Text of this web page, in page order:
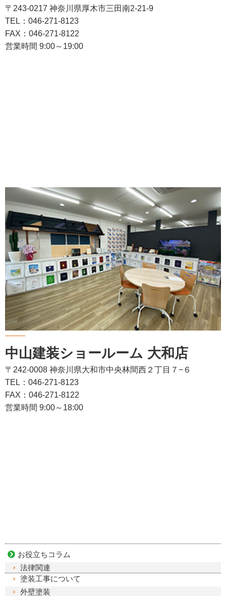
〒243-0217 神奈川県厚木市三田南2-21-9
TEL：046-271-8123
FAX：046-271-8122
営業時間 9:00～19:00
中山建装ショールーム 大和店
〒242-0008 神奈川県大和市中央林間西２丁目７−６
TEL：046-271-8123
FAX：046-271-8122
営業時間 9:00～18:00
お役立ちコラム
法律関連
塗装工事について
外壁塗装